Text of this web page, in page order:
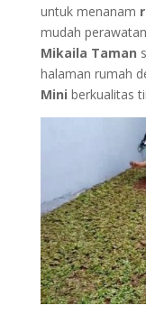
untuk menanam
mudah
Mikaila Taman
halaman rumah
Mini berkualitas